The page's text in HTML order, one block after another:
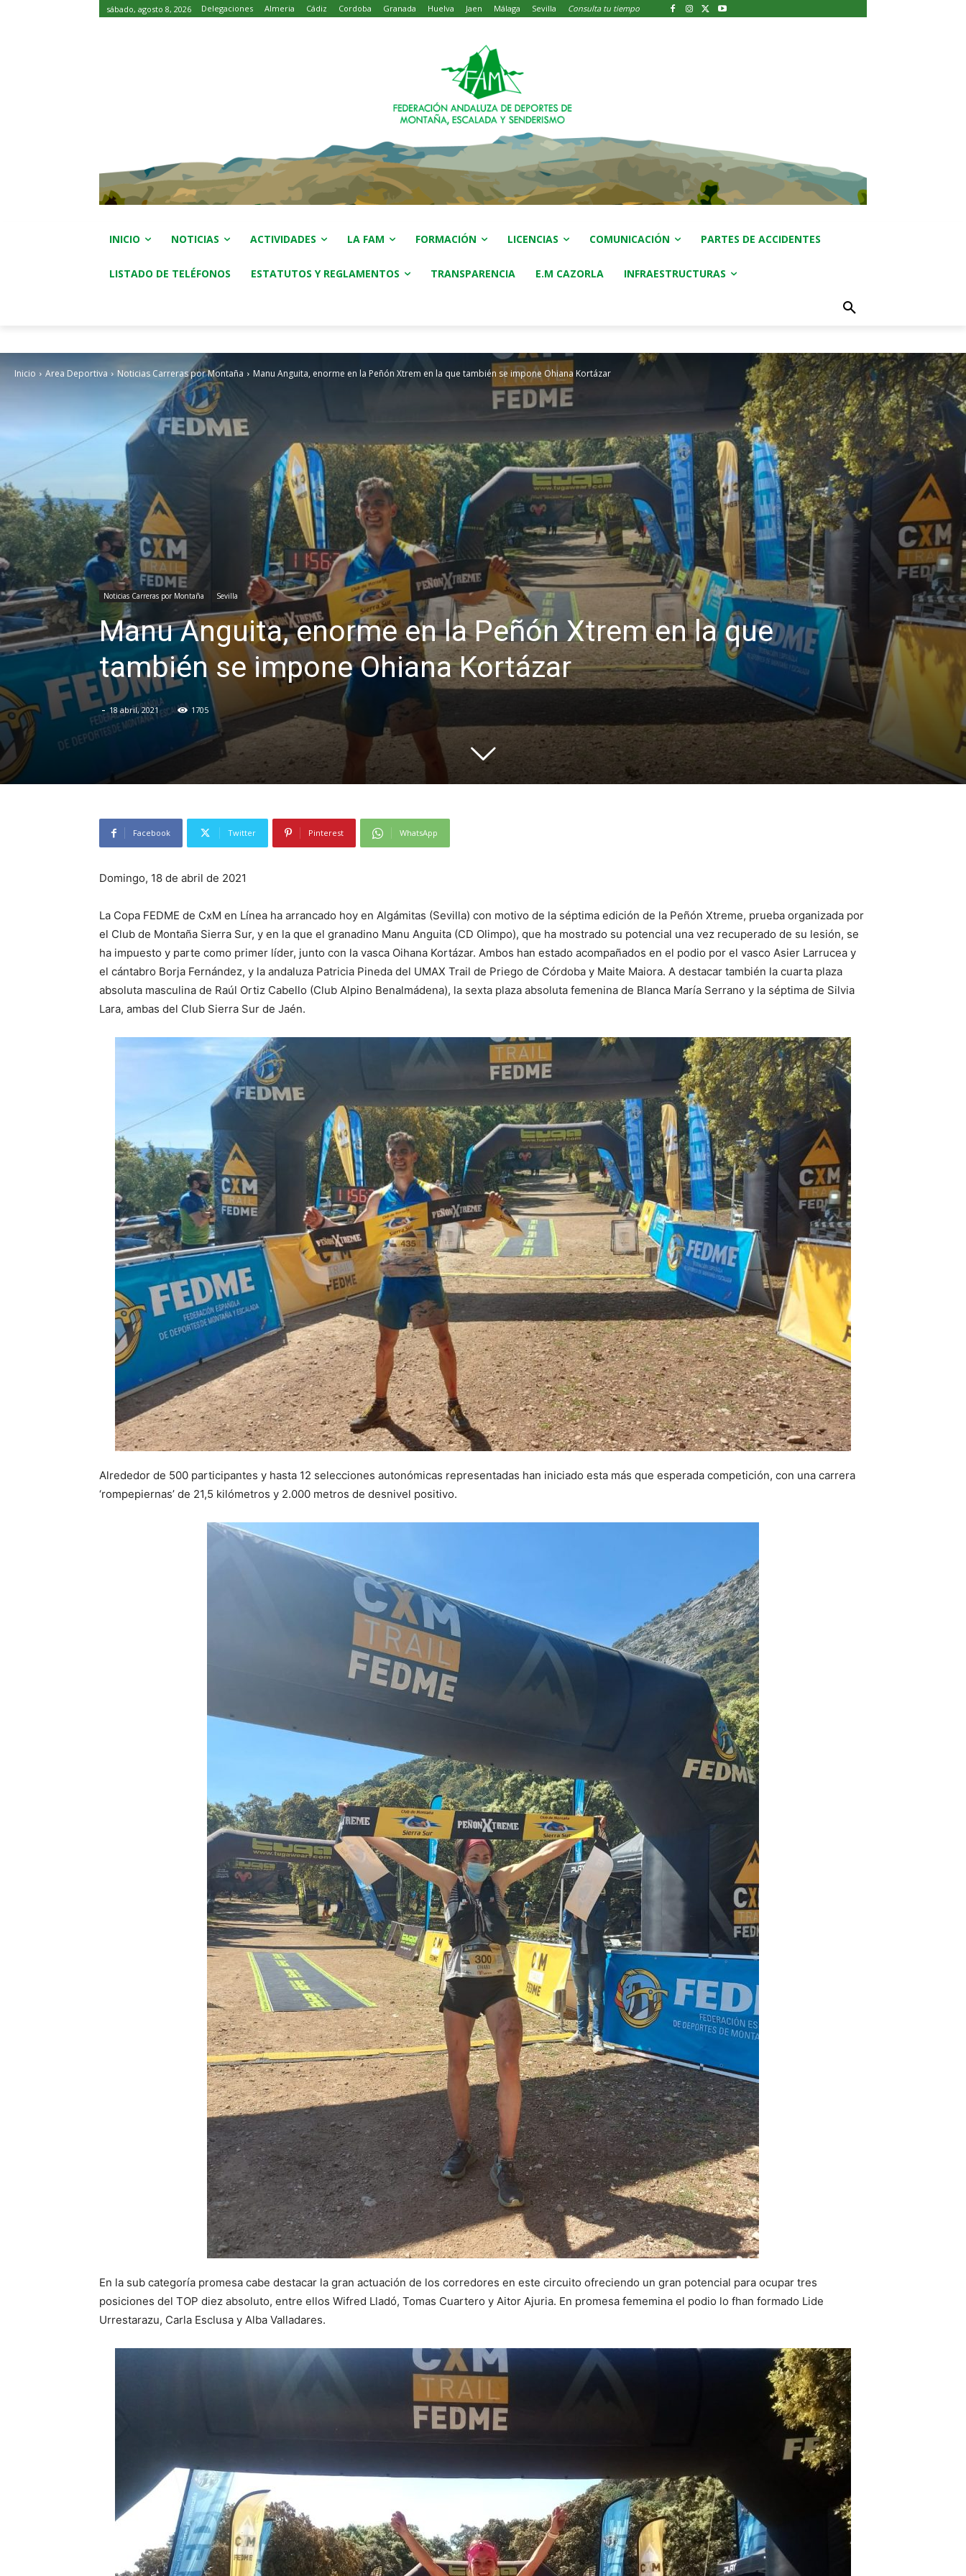
sábado, agosto 8, 2026 Delegaciones Almeria Cádiz Cordoba Granada Huelva Jaen Málaga Sevilla Consulta tu tiempo
INICIO NOTICIAS ACTIVIDADES LA FAM FORMACIÓN LICENCIAS COMUNICACIÓN PARTES DE ACCIDENTES
LISTADO DE TELÉFONOS ESTATUTOS Y REGLAMENTOS TRANSPARENCIA E.M CAZORLA INFRAESTRUCTURAS
Inicio Area Deportiva Noticias Carreras por Montaña Manu Anguita, enorme en la Peñón Xtrem en la que también se impone Ohiana Kortázar
Noticias Carreras por Montaña Sevilla
Manu Anguita, enorme en la Peñón Xtrem en la que
también se impone Ohiana Kortázar
- 18 abril, 2021 1705
Facebook Twitter Pinterest WhatsApp
Domingo, 18 de abril de 2021
La Copa FEDME de CxM en Línea ha arrancado hoy en Algámitas (Sevilla) con motivo de la séptima edición de la Peñón Xtreme, prueba organizada por
el Club de Montaña Sierra Sur, y en la que el granadino Manu Anguita (CD Olimpo), que ha mostrado su potencial una vez recuperado de su lesión, se
ha impuesto y parte como primer líder, junto con la vasca Oihana Kortázar. Ambos han estado acompañados en el podio por el vasco Asier Larrucea y
el cántabro Borja Fernández, y la andaluza Patricia Pineda del UMAX Trail de Priego de Córdoba y Maite Maiora. A destacar también la cuarta plaza
absoluta masculina de Raúl Ortiz Cabello (Club Alpino Benalmádena), la sexta plaza absoluta femenina de Blanca María Serrano y la séptima de Silvia
Lara, ambas del Club Sierra Sur de Jaén.
Alrededor de 500 participantes y hasta 12 selecciones autonómicas representadas han iniciado esta más que esperada competición, con una carrera
‘rompepiernas’ de 21,5 kilómetros y 2.000 metros de desnivel positivo.
En la sub categoría promesa cabe destacar la gran actuación de los corredores en este circuito ofreciendo un gran potencial para ocupar tres
posiciones del TOP diez absoluto, entre ellos Wifred Lladó, Tomas Cuartero y Aitor Ajuria. En promesa fememina el podio lo fhan formado Lide
Urrestarazu, Carla Esclusa y Alba Valladares.